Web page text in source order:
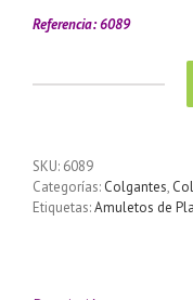
Referencia: 6089
de
la
SKU: 6089
Categorías: Colgantes,
Etiquetas:Amuletos de